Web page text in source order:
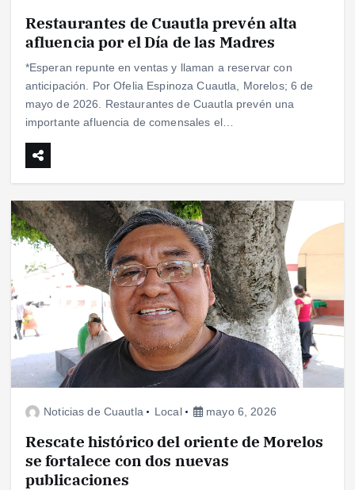
Restaurantes de Cuautla prevén alta
afluencia por el Día de las Madres
*Esperan repunte en ventas y llaman a reservar con
anticipación. Por Ofelia Espinoza Cuautla, Morelos; 6 de
mayo de 2026. Restaurantes de Cuautla prevén una
importante afluencia de comensales el…
Noticias de Cuautla Local mayo 6, 2026
Rescate histórico del oriente de Morelos
se fortalece con dos nuevas
publicaciones